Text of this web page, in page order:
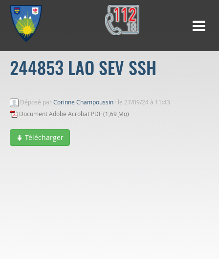
244853 LAO SEV SSH
Déposé parCorinne Champoussin · le 27/09/24 à 11:43
Document Adobe Acrobat PDF (1,69 Mo)
Télécharger